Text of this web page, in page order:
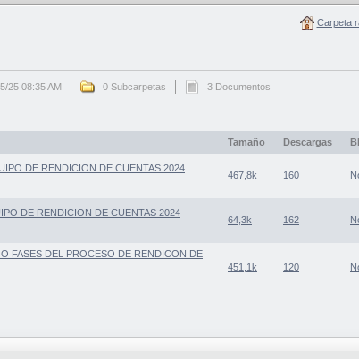
Carpeta
25 08:35 AM 0 Subcarpetas 3 Documentos
Tamaño Descargas
DE RENDICION DE CUENTAS 2024
467,8k 160
DE RENDICION DE CUENTAS 2024
64,3k 162
FASES DEL PROCESO DE RENDICON DE
451,1k 120